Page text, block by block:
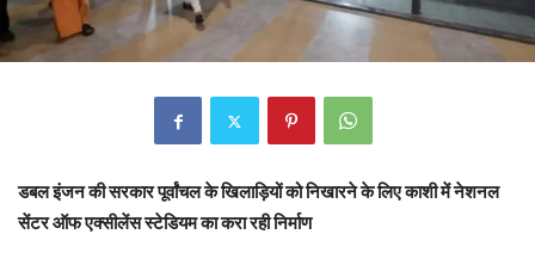
डबल इंजन की सरकार पूर्वांचल के खिलाड़ियों को निखारने के लिए काशी में नेशनल
सेंटर ऑफ एक्सीलेंस स्टेडियम का करा रही निर्माण